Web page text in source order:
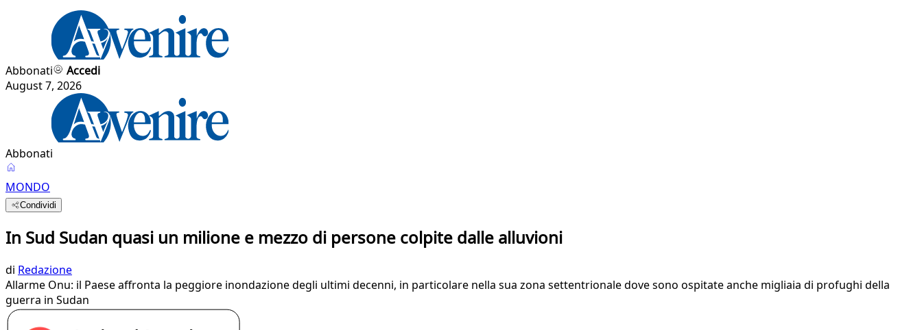
Abbonati
Accedi
August 7, 2026
Abbonati
MONDO
Condividi
In Sud Sudan quasi un milione e mezzo di persone colpite dalle alluvioni
di Redazione
Allarme Onu: il Paese affronta la peggiore inondazione degli ultimi decenni, in particolare nella sua zona settentrionale dove sono ospitate anche migliaia di profughi della
guerra in Sudan